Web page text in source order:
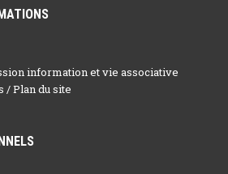
information et vie associative
Plan du site